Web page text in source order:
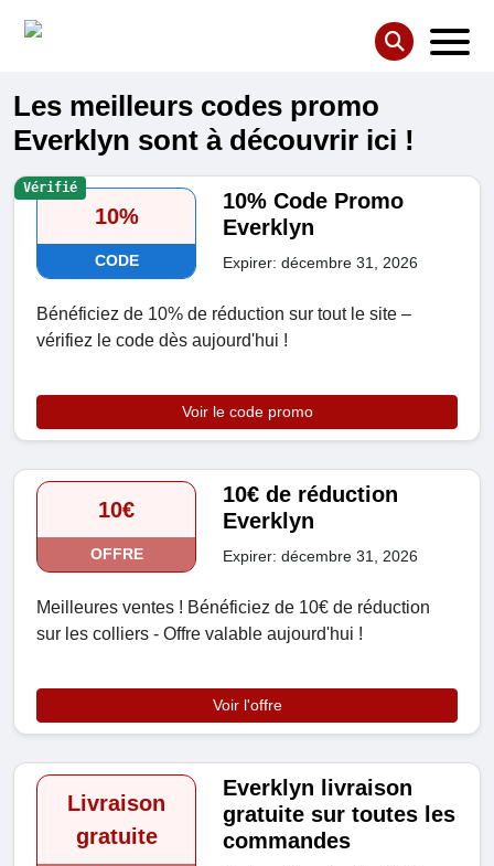
Les meilleurs codes promo
Everklyn sont à découvrir ici !
10%
CODE
10% Code Promo
Everklyn
Expirer: décembre 31, 2026
Bénéficiez de 10% de réduction sur tout le site –
vérifiez le code dès aujourd'hui !
Voir le code promo
Vérifié
10€
OFFRE
10€ de réduction
Everklyn
Expirer: décembre 31, 2026
Meilleures ventes ! Bénéficiez de 10€ de réduction
sur les colliers - Offre valable aujourd'hui !
Voir l'offre
Livraison
gratuite
Everklyn livraison
gratuite sur toutes les
commandes